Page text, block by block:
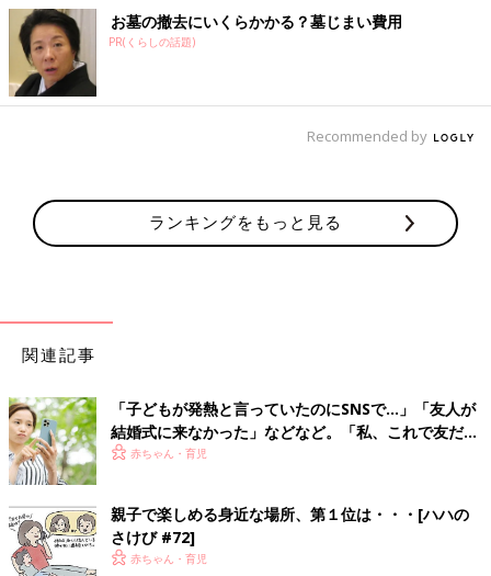
のは、パパよりママの割合が高いという結果も。お友だち親子を
求めるママ・パパの中には、自分自身の幼いころを振り返って
「親が厳しくて嫌だったから…」など、さまざまな思いや考えが
あるでしょう。けれど、大切なのはバランス。親子とはいえ、適
たいですね。（取材・文／麻生珠恵、ひよこクラブ編集部）
授）
臨床心理士。専門は発達臨床心理学、乳幼児からの親子関係、子
お墓の撤去にいくらかかる？墓じまい費用
PR(くらしの話題)
Recommended by
ランキングをもっと見る
関連記事
「子どもが発熱と言っていたのにSNSで…」「友人が
結婚式に来なかった」などなど。「私、これで友だち
やめました！」ドタキャンエピソード10
赤ちゃん・育児
親子で楽しめる身近な場所、第１位は・・・[ハハの
さけび #72]
赤ちゃん・育児